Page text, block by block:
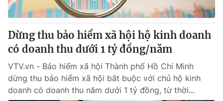
VTV4 Vươn mình bằng AI
VTV9 VTV8
Liên hệ tòa soạn English
Dừng thu bảo hiểm xã hội hộ kinh doanh
có doanh thu dưới 1 tỷ đồng/năm
VTV.vn - Bảo hiểm xã hội Thành phố Hồ Chí Minh
dừng thu bảo hiểm xã hội bắt buộc với chủ hộ kinh
doanh có doanh thu năm dưới 1 tỷ đồng, từ thời...